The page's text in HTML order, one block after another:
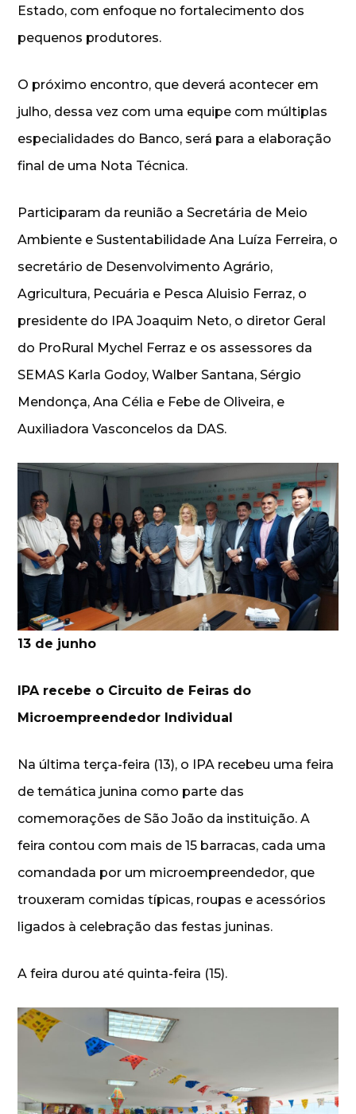
Estado, com enfoque no fortalecimento dos
pequenos produtores.
O próximo encontro, que deverá acontecer em
julho, dessa vez com uma equipe com múltiplas
especialidades do Banco, será para a elaboração
final de uma Nota Técnica.
Participaram da reunião a Secretária de Meio
Ambiente e Sustentabilidade Ana Luíza Ferreira, o
secretário de Desenvolvimento Agrário,
Agricultura, Pecuária e Pesca Aluisio Ferraz, o
presidente do IPA Joaquim Neto, o diretor Geral
do ProRural Mychel Ferraz e os assessores da
SEMAS Karla Godoy, Walber Santana, Sérgio
Mendonça, Ana Célia e Febe de Oliveira, e
Auxiliadora Vasconcelos da DAS.
13 de junho
IPA recebe o Circuito de Feiras do
Microempreendedor Individual
Na última terça-feira (13), o IPA recebeu uma feira
de temática junina como parte das
comemorações de São João da instituição. A
feira contou com mais de 15 barracas, cada uma
comandada por um microempreendedor, que
trouxeram comidas típicas, roupas e acessórios
ligados à celebração das festas juninas.
A feira durou até quinta-feira (15).